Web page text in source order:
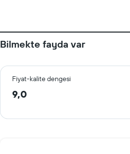
Bilmekte fayda var
Fiyat-kalite dengesi
9,0